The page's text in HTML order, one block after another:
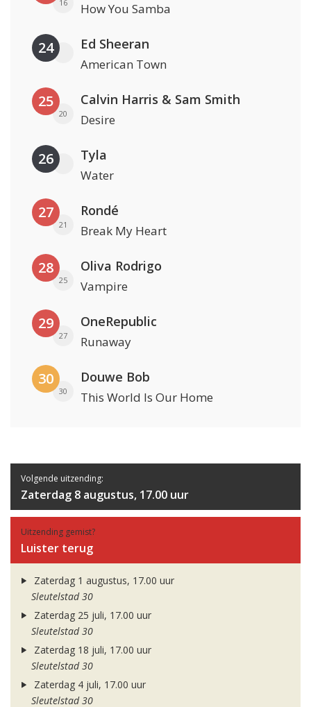
16 How You Samba
24 Ed Sheeran
American Town
25
20
Calvin Harris & Sam Smith
Desire
26 Tyla
Water
27
21
Rondé
Break My Heart
28
25
Oliva Rodrigo
Vampire
29
27
OneRepublic
Runaway
30
30
Douwe Bob
This World Is Our Home
Volgende uitzending:
Zaterdag 8 augustus, 17.00 uur
Uitzending gemist?
Luister terug
Zaterdag 1 augustus, 17.00 uur
Sleutelstad 30
Zaterdag 25 juli, 17.00 uur
Sleutelstad 30
Zaterdag 18 juli, 17.00 uur
Sleutelstad 30
Zaterdag 4 juli, 17.00 uur
Sleutelstad 30